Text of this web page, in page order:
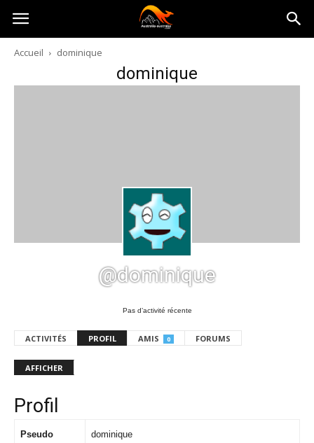
Australia-
australie.com
Accueil dominique
dominique
@dominique
Pas d’activité récente
ACTIVITÉS PROFIL AMIS 0 FORUMS
AFFICHER
Profil
Pseudo dominique